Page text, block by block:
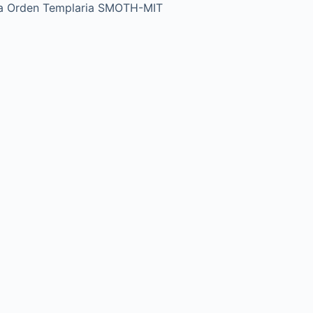
Orden Templaria SMOTH-MIT